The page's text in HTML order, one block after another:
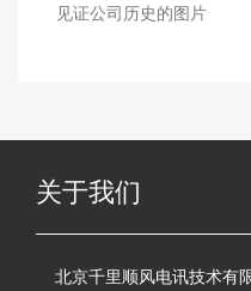
见证公司历史的图片
关于我们
北京千里顺风电讯技术有